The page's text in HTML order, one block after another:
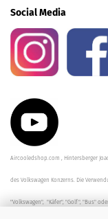
Social Media
Aircooledshop.com , Hintersberger
des Volkswagen Konzerns. Die
"Volkswagen", "Käfer", "Golf", "Bus"